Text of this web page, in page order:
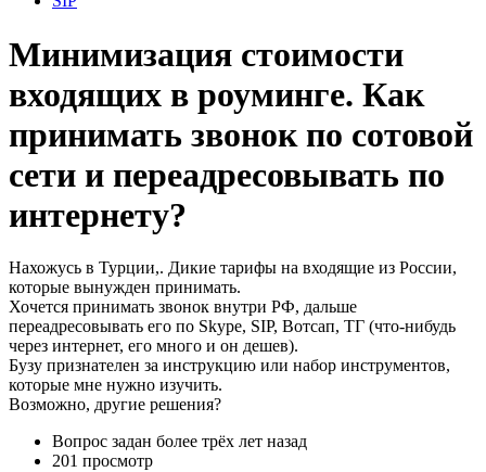
Минимизация стоимости
входящих в роуминге. Как
принимать звонок по сотовой
сети и переадресовывать по
интернету?
Нахожусь в Турции,. Дикие тарифы на входящие из России,
которые вынужден принимать.
Хочется принимать звонок внутри РФ, дальше
переадресовывать его по Skype, SIP, Вотсап, ТГ (что-нибудь
через интернет, его много и он дешев).
Бузу признателен за инструкцию или набор инструментов,
которые мне нужно изучить.
Возможно, другие решения?
Вопрос задан более трёх лет назад
201 просмотр